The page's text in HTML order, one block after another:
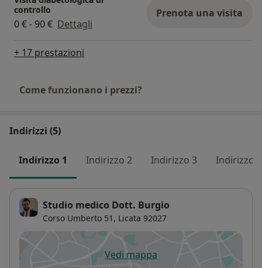
controllo
0 € - 90 € Dettagli
Prenota una visita
+ 17 prestazioni
Come funzionano i prezzi?
Indirizzi (5)
Indirizzo 1 Indirizzo 2 Indirizzo 3 Indirizzo 4
Studio medico Dott. Burgio
Corso Umberto 51, Licata 92027
Vedi mappasi apre in una nuova scheda